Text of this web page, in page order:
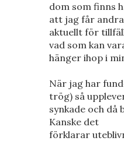
dom som finns
att jag får
aktuellt för
vad som kan
hänger ihop i
När jag har
trög) så
synkade och då
Kanske det
förklarar